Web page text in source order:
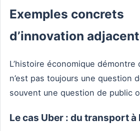
Exemples concrets
d’innovation
L’histoire économique démontre
n’est pas toujours une question
souvent une question de public
Le cas Uber : du transport